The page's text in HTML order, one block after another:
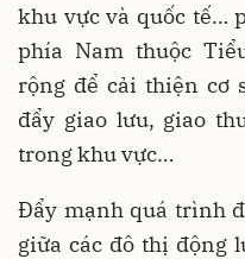
khu vực và quốc tế…
phía Nam thuộc
rộng để cải thiện cơ
đẩy giao lưu, giao
trong khu vực…
Đẩy mạnh quá trình
giữa các đô thị động